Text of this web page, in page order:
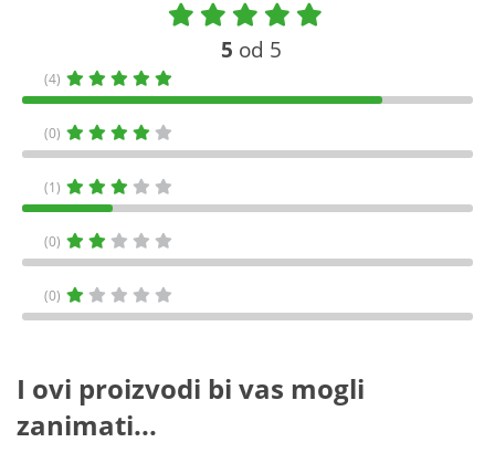
5 od 5
(4)
(0)
(1)
(0)
(0)
I ovi proizvodi bi vas mogli
zanimati...